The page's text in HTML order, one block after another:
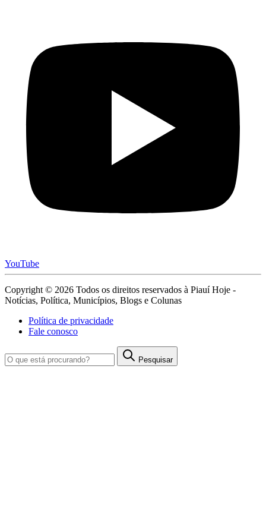
YouTube
Copyright © 2026 Todos os direitos reservados à Piauí Hoje -
Notícias, Política, Municípios, Blogs e Colunas
Política de privacidade
Fale conosco
Pesquisar